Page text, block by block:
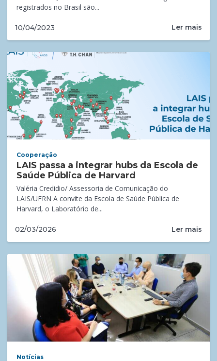
registrados no Brasil são...
10/04/2023 Ler mais
Cooperação
LAIS passa a integrar hubs da Escola de
Saúde Pública de Harvard
Valéria Credidio/ Assessoria de Comunicação do
LAIS/UFRN A convite da Escola de Saúde Pública de
Harvard, o Laboratório de...
02/03/2026 Ler mais
Notícias